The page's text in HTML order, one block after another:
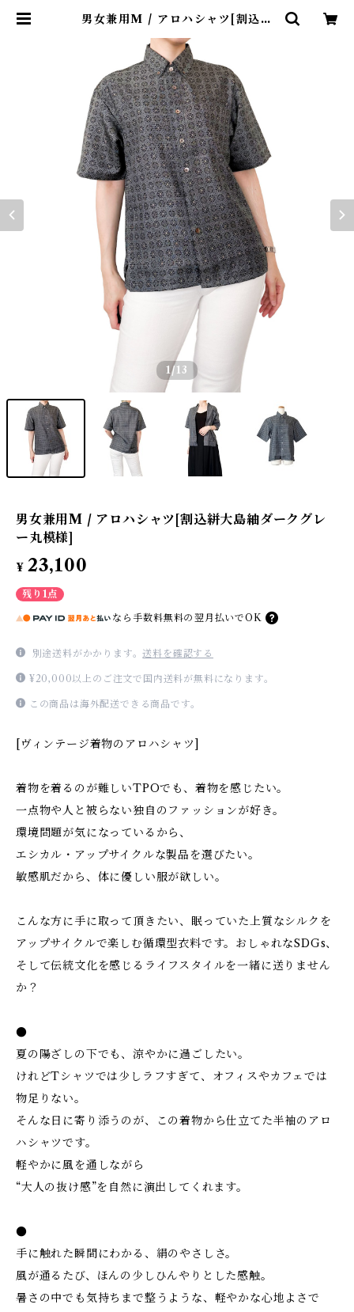
男女兼用M / アロハシャツ[割込絣
ha
1/13
男女兼用M / アロハシャツ[割込絣大島紬ダークグレ
ー丸模様]
¥ 23,100
残り1点
なら 手数料無料の 翌月払いでOK
別途送料がかかります。送料を確認する
¥20,000以上のご注文で国内送料が無料になります。
この商品は海外配送できる商品です。
[ヴィンテージ着物のアロハシャツ]
着物を着るのが難しいTPOでも、着物を感じたい。
一点物や人と被らない独自のファッションが好き。
環境問題が気になっているから、
エシカル・アップサイクルな製品を選びたい。
敏感肌だから、体に優しい服が欲しい。
こんな方に手に取って頂きたい、眠っていた上質なシルクを
アップサイクルで楽しむ循環型衣料です。おしゃれなSDGs、
そして伝統文化を感じるライフスタイルを一緒に送りません
か？
●
夏の陽ざしの下でも、涼やかに過ごしたい。
けれどTシャツでは少しラフすぎて、オフィスやカフェでは
物足りない。
そんな日に寄り添うのが、この着物から仕立てた半袖のアロ
ハシャツです。
軽やかに風を通しながら
“大人の抜け感”を自然に演出してくれます。
●
手に触れた瞬間にわかる、絹のやさしさ。
風が通るたび、ほんの少しひんやりとした感触。
暑さの中でも気持ちまで整うような、軽やかな心地よさで